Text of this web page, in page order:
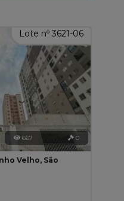
Lote nº 3621-06
667 0
Velho, São